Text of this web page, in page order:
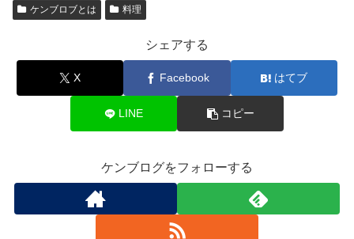
ケンブロブとは 料理
シェアする
X Facebook はてブ
LINE コピー
ケンブログをフォローする